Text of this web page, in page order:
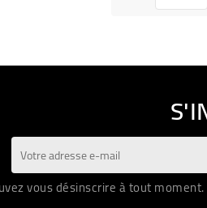
vous désinscrire à tout